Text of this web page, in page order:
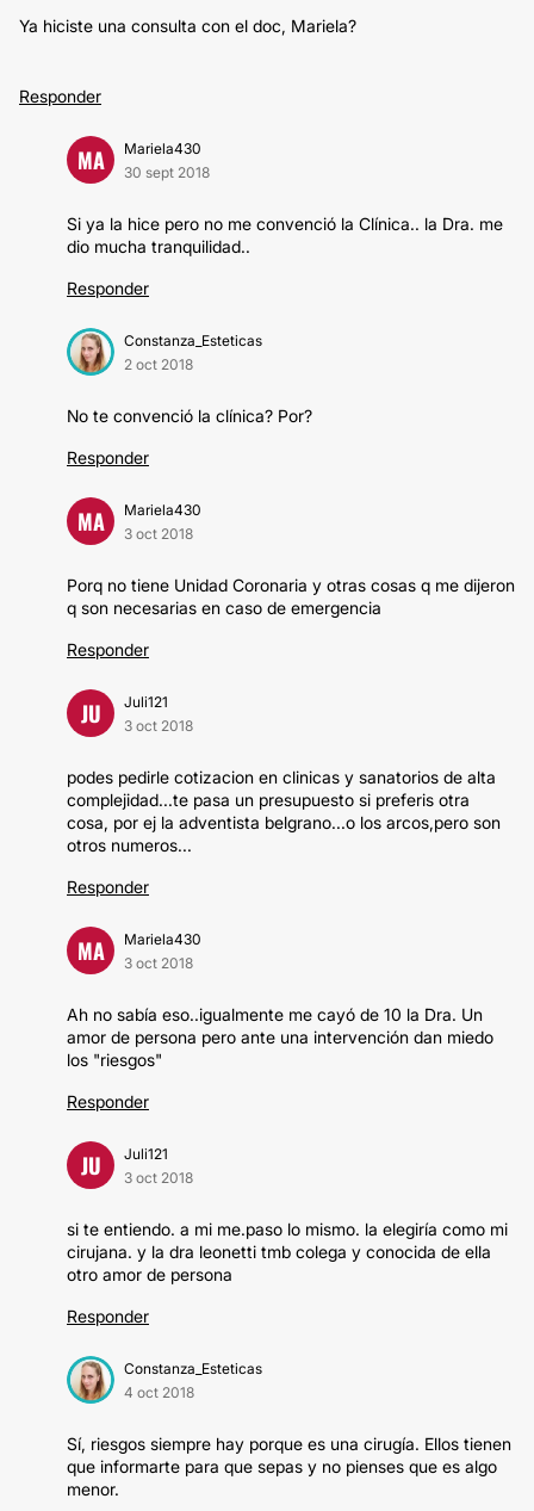
Ya hiciste una consulta con el doc, Mariela?
Responder
MA
Mariela430
30 sept 2018
Si ya la hice pero no me convenció la Clínica.. la Dra. me
dio mucha tranquilidad..
Responder
Constanza_Esteticas
2 oct 2018
No te convenció la clínica? Por?
Responder
MA
Mariela430
3 oct 2018
Porq no tiene Unidad Coronaria y otras cosas q me dijeron
q son necesarias en caso de emergencia
Responder
JU
Juli121
3 oct 2018
podes pedirle cotizacion en clinicas y sanatorios de alta
complejidad...te pasa un presupuesto si preferis otra
cosa, por ej la adventista belgrano...o los arcos,pero son
otros numeros...
Responder
MA
Mariela430
3 oct 2018
Ah no sabía eso..igualmente me cayó de 10 la Dra. Un
amor de persona pero ante una intervención dan miedo
los "riesgos"
Responder
JU
Juli121
3 oct 2018
si te entiendo. a mi me.paso lo mismo. la elegiría como mi
cirujana. y la dra leonetti tmb colega y conocida de ella
otro amor de persona
Responder
Constanza_Esteticas
4 oct 2018
Sí, riesgos siempre hay porque es una cirugía. Ellos tienen
que informarte para que sepas y no pienses que es algo
menor.